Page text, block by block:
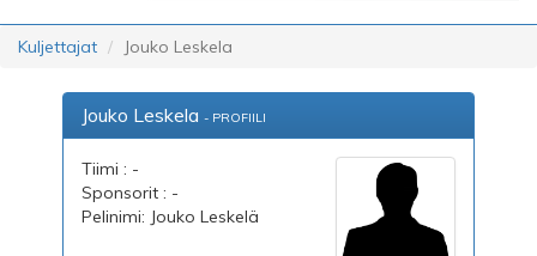
Kuljettajat Jouko Leskela
Jouko Leskela - PROFIILI
Tiimi : -
Sponsorit : -
Pelinimi: Jouko Leskelä